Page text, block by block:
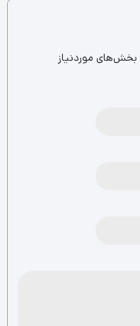
بخش‌های موردنیاز